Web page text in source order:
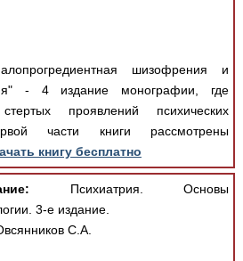
шизофрения и
- 4 издание монографии, где
проявлений психических
части книги рассмотрены
книгу бесплатно
Психиатрия. Основы
3-е издание.
С.А.